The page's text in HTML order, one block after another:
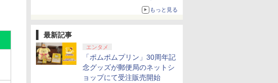
もっと見る
最新記事
エンタメ
「ポムポムプリン」30周年記
念グッズが郵便局のネットシ
ョップにて受注販売開始